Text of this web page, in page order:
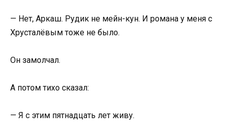
— Нет, Аркаш. Рудик не мейн-кун. И романа у меня с
Хрусталёвым тоже не было.
Он замолчал.
А потом тихо сказал:
— Я с этим пятнадцать лет живу.